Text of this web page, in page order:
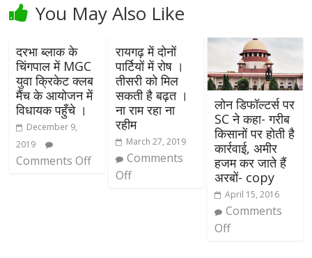
You May Also Like
दरभा ब्लाक के
चिंगपाल में MGC
युवा क्रिकेट क्लब
मैंच के आयोजन में
विधायक पहुँचे ।
December 9,
2019
Comments Off
रायगढ़ में दोनों
पार्टियों में रोष ।
तीसरी को मिल
सकती है बढ़त ।
ना राम रहा ना
रहीम
March 27, 2019
Comments
Off
लोन डिफॉल्टर्स पर
SC ने कहा- गरीब
किसानों पर होती है
कार्रवाई, अमीर
हजम कर जाते हैं
अरबों- copy
April 15, 2016
Comments
Off